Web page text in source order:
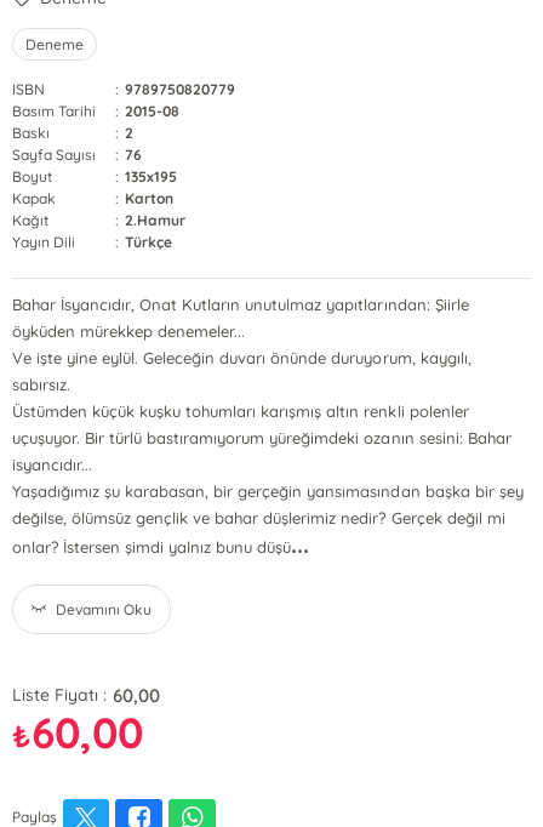
Deneme
ISBN : 9789750820779
Basım Tarihi
: 2015-08
Baskı
: 2
Sayfa Sayısı
: 76
Boyut
: 135x195
Kapak
: Karton
Kağıt
: 2.Hamur
Yayın Dili
: Türkçe
Bahar İsyancıdır, Onat Kutların unutulmaz yapıtlarından: Şiirle
öyküden mürekkep denemeler...
Ve işte yine eylül. Geleceğin duvarı önünde duruyorum, kaygılı,
sabırsız.
Üstümden küçük kuşku tohumları karışmış altın renkli polenler
uçuşuyor. Bir türlü bastıramıyorum yüreğimdeki ozanın sesini: Bahar
isyancıdır...
Yaşadığımız şu karabasan, bir gerçeğin yansımasından başka bir şey
değilse, ölümsüz gençlik ve bahar düşlerimiz nedir? Gerçek değil mi
onlar? İstersen şimdi yalnız bunu düşü...
Devamını Oku
Liste Fiyatı : 60,00
₺60,00
Paylaş